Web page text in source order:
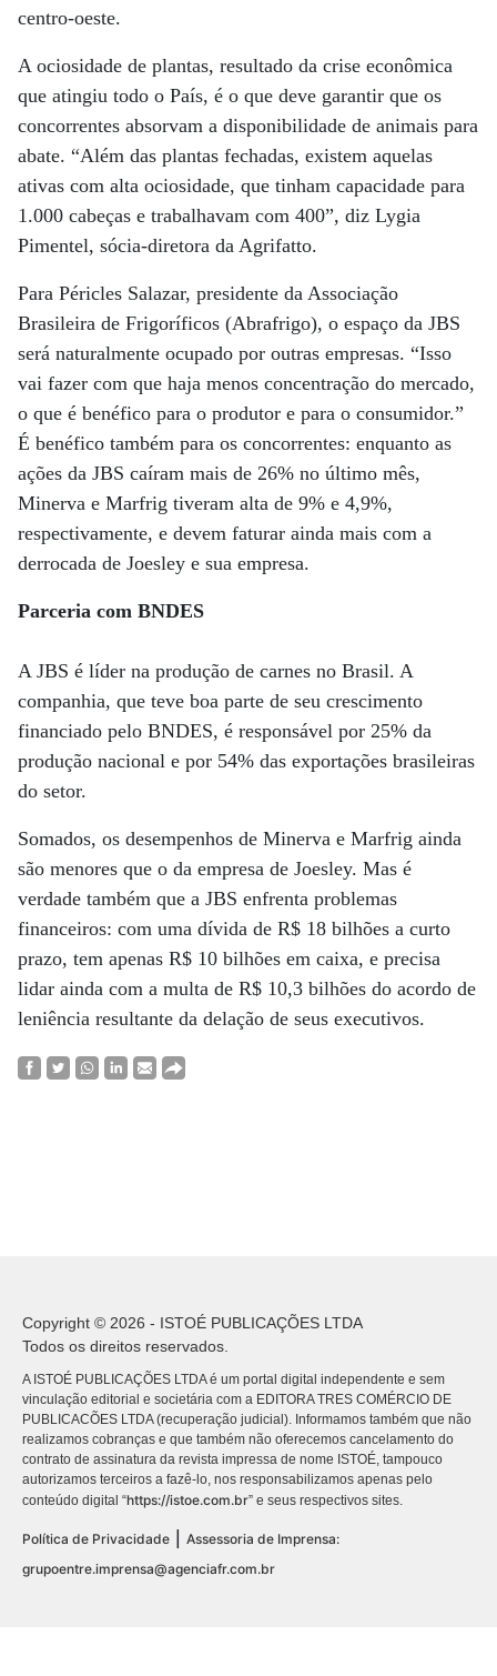
centro-oeste.
A ociosidade de plantas, resultado da crise econômica
que atingiu todo o País, é o que deve garantir que os
concorrentes absorvam a disponibilidade de animais para
abate. “Além das plantas fechadas, existem aquelas
ativas com alta ociosidade, que tinham capacidade para
1.000 cabeças e trabalhavam com 400”, diz Lygia
Pimentel, sócia-diretora da Agrifatto.
Para Péricles Salazar, presidente da Associação
Brasileira de Frigoríficos (Abrafrigo), o espaço da JBS
será naturalmente ocupado por outras empresas. “Isso
vai fazer com que haja menos concentração do mercado,
o que é benéfico para o produtor e para o consumidor.”
É benéfico também para os concorrentes: enquanto as
ações da JBS caíram mais de 26% no último mês,
Minerva e Marfrig tiveram alta de 9% e 4,9%,
respectivamente, e devem faturar ainda mais com a
derrocada de Joesley e sua empresa.
Parceria com BNDES
A JBS é líder na produção de carnes no Brasil. A
companhia, que teve boa parte de seu crescimento
financiado pelo BNDES, é responsável por 25% da
produção nacional e por 54% das exportações brasileiras
do setor.
Somados, os desempenhos de Minerva e Marfrig ainda
são menores que o da empresa de Joesley. Mas é
verdade também que a JBS enfrenta problemas
financeiros: com uma dívida de R$ 18 bilhões a curto
prazo, tem apenas R$ 10 bilhões em caixa, e precisa
lidar ainda com a multa de R$ 10,3 bilhões do acordo de
leniência resultante da delação de seus executivos.
Copyright © 2026 - ISTOÉ PUBLICAÇÕES LTDA
Todos os direitos reservados.
A ISTOÉ PUBLICAÇÕES LTDA é um portal digital independente e sem
vinculação editorial e societária com a EDITORA TRES COMÉRCIO DE
PUBLICACÕES LTDA (recuperação judicial). Informamos também que não
realizamos cobranças e que também não oferecemos cancelamento do
contrato de assinatura da revista impressa de nome ISTOÉ, tampouco
autorizamos terceiros a fazê-lo, nos responsabilizamos apenas pelo
conteúdo digital “https://istoe.com.br” e seus respectivos sites.
Política de Privacidade
Assessoria de Imprensa:
grupoentre.imprensa@agenciafr.com.br